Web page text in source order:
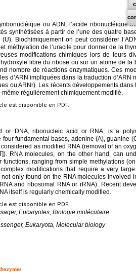
ou ADN, l’acide ribonucléique
synthétisées à partir de l’une des quatre
Biochimiquement on peut considérer
méthylation de l’uracile pour donner de la
modifications chimiques lors de leurs
libre du ribose ou sur un atome de
nombre de réactions enzymatiques. Ces
d’ARN impliquées dans la traduction d’ARN
ou ARNr). Les récents développements
régulièrement chimiquement modifié.
est disponible en PDF.
or DNA, ribonucleic acid or RNA, is a
four fundamental bases, adenine (A), guanine
as modified RNA (removal of an
RNA molecules, on the other hand, can
ranging from simple methylations
modifications that require a very
only found on the RNA molecules involved
and ribosomal RNA or rRNA). Recent
itself is regularly chemically modified.
est disponible en PDF.
Eucaryotes, Biologie moléculaire
Eukaryota, Molecular biology